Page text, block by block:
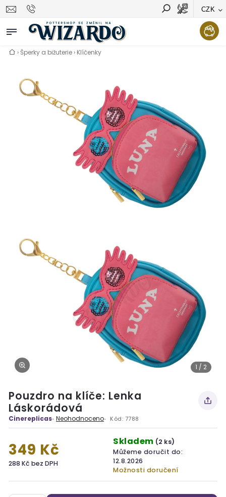
CZK
Vyhledávání Hledat
›Šperky a bižuterie › Klíčenky
1 / 2
Pouzdro na klíče: Lenka
Láskorádová
Cinereplicas Neohodnoceno Kód: 7788
349 Kč
288 Kč bez DPH
Skladem (2 ks)
Můžeme doručit do:
12.8.2026
Možnosti doručení